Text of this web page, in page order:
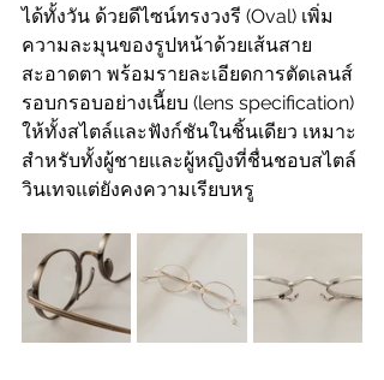
ได้ทั้งวัน ด้วยดีไซน์ทรงวงรี (Oval) เพิ่ม
ความละมุนของรูปหน้าด้วยเส้นสาย
สะอาดตา พร้อมรายละเอียดการตัดเลนส์
รอบกรอบอย่างเนี้ยบ (lens specification)
ให้ทั้งสไตล์และฟังก์ชันในชิ้นเดียว เหมาะ
สำหรับทั้งผู้ชายและผู้หญิงที่ชื่นชอบสไตล์
วินเทจแต่ยังคงความเรียบหรู